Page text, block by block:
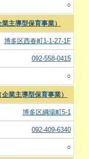
○
主導型保育事業）
博多区西春町1-1-27-1F
092-558-0415
○
業主導型保育事業）
博多区綱場町5-1
092-409-6340
○